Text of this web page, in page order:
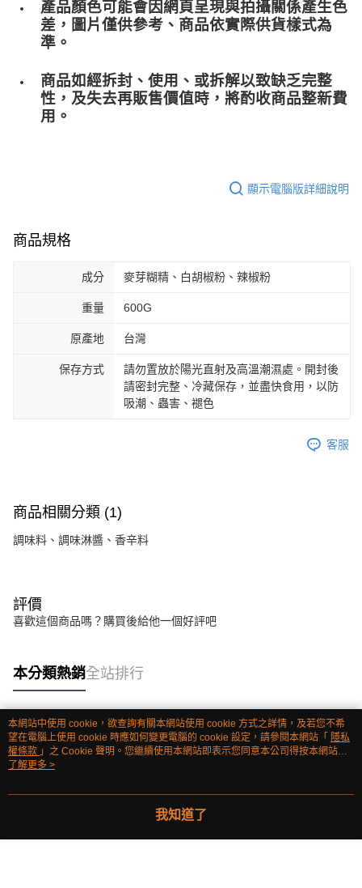
產品顏色可能會因網頁呈現與拍攝關係產生色
差，圖片僅供參考、商品依實際供貨樣式為
準。
商品如經拆封、使用、或拆解以致缺乏完整
性，及失去再販售價值時，將酌收商品整﻿新費
用。
顯示電腦版詳細說明
商品規格
成分 麥芽糊精、白胡椒粉、辣椒粉
重量 600G
原產地 台灣
保存方式
請勿置放於陽光直射及高溫潮濕處。開封後
請密封完整、冷藏保存，並盡快食用，以防
吸潮、蟲害、褪色
客服
商品相關分類 (1)
調味料、調味淋醬、香辛料
評價
喜歡這個商品嗎？購買後給他一個好評吧
本分類熱銷全站排行
熱門標籤
本網站中使用 cookie，欲查詢有關本網站使用 cookie 方式之詳情，及若您不希
望在電腦上使用 cookie 時應如何變更電腦的 cookie 設定，請參閱本網站「 隱私
權條款 」之 Cookie 聲明。您繼續使用本網站即表示您同意本公司得按本網站使
用條款之 Cookie 聲明使用 cookie。
了解更多 >
我知道了